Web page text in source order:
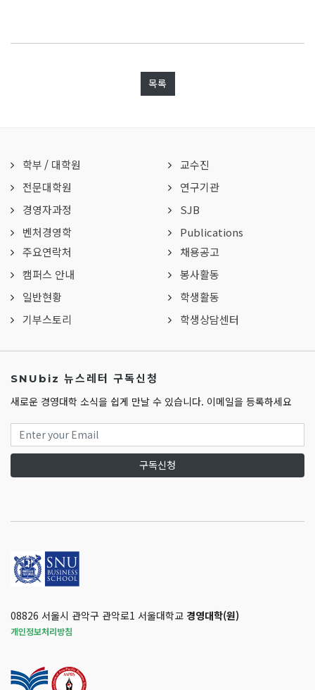
목록
학부 / 대학원
전문대학원
경영자과정
벤처경영학
교수진
연구기관
SJB
Publications
주요연락처
캠퍼스 안내
일반현황
기부스토리
채용공고
봉사활동
학생활동
학생상담센터
SNUbiz 뉴스레터 구독신청
새로운 경영대학 소식을 쉽게 만날 수 있습니다. 이메일을 등록하세요
구독신청
08826 서울시 관악구 관악로1 서울대학교 경영대학(원)
개인정보처리방침